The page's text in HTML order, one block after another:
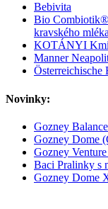
Bebivita
Bio Combiotik®
kravského
KOTÁNYI
Manner
Österreichische
Novinky:
Gozney
Gozney Dome
Gozney
Baci Pralinky s
Gozney Dome